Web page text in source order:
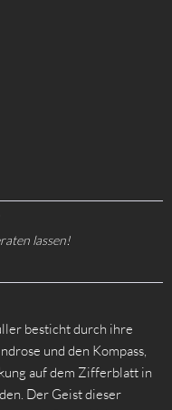
lassen!
besticht durch ihre
und den Kompass,
auf dem Zifferblatt in
Der Geist dieser